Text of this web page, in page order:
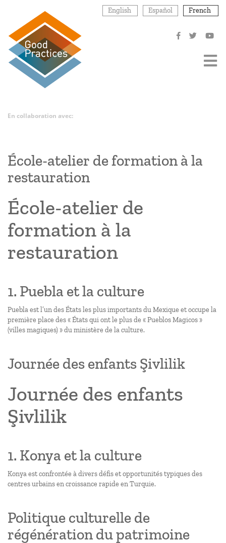
contenu
principal
English Español French
En collaboration avec:
École-atelier de formation à la
restauration
École-atelier de
formation à la
restauration
1. Puebla et la culture
Puebla est l’un des États les plus importants du Mexique et occupe la
première place des « États qui ont le plus de « Pueblos Magicos »
(villes magiques) » du ministère de la culture.
Journée des enfants Şivlilik
Journée des enfants
Şivlilik
1. Konya et la culture
Konya est confrontée à divers défis et opportunités typiques des
centres urbains en croissance rapide en Turquie.
Politique culturelle de
régénération du patrimoine